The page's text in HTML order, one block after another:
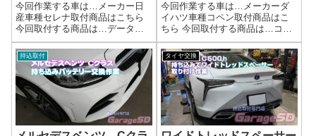
今回作業する車は…メーカー日
産車種セレナ取付商品はこちら
今回取付する商品は…データシ
ステム ビルトインＴＶ－ＫＩ
Ｔテレビをより楽しく快適に！
って商品です作業写真取り付け
完了あくまでも同乗者を退屈さ
せない為の部品ですよ！気を付
けて使いましょ...
今回作業する車は…メーカーダ
イハツ車種コペン取付商品はこ
ちら 今回取付する商品は…コム
エンタープライズ製 イルミデ
イライトキット作業写真配線加
工とスイッチ＆リレーの取り付
けで完了します作業完了持ち込
みで電装品取付はガレージＳＤ
にお任せくださ...
持込取付 タイヤ交換